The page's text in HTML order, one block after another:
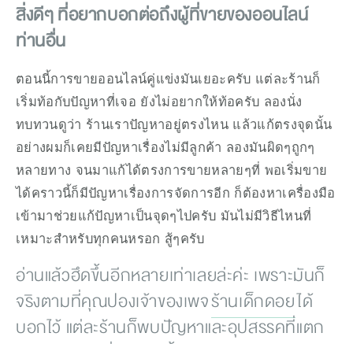
สิ่งดีๆ ที่อยากบอกต่อถึงผู้ที่ขายของออนไลน์
ท่านอื่น
ตอนนี้การขายออนไลน์คู่แข่งมันเยอะครับ แต่ละร้านก็
เริ่มท้อกับปัญหาที่เจอ ยังไม่อยากให้ท้อครับ ลองนั่ง
ทบทวนดูว่า ร้านเราปัญหาอยู่ตรงไหน แล้วแก้ตรงจุดนั้น
อย่างผมก็เคยมีปัญหาเรื่องไม่มีลูกค้า ลองมันผิดๆถูกๆ
หลายทาง จนมาแก้ได้ตรงการขายหลายๆที่ พอเริ่มขาย
ได้คราวนี้ก็มีปัญหาเรื่องการจัดการอีก ก็ต้องหาเครื่องมือ
เข้ามาช่วยแก้ปัญหาเป็นจุดๆไปครับ มันไม่มีวิธีไหนที่
เหมาะสำหรับทุกคนหรอก สู้ๆครับ
อ่านแล้วฮึดขึ้นอีกหลายเท่าเลยล่ะค่ะ เพราะมันก็
จริงตามที่คุณปองเจ้าของเพจ ร้านเด็กดอย ได้
บอกไว้ แต่ละร้านก็พบปัญหาและอุปสรรคที่แตก